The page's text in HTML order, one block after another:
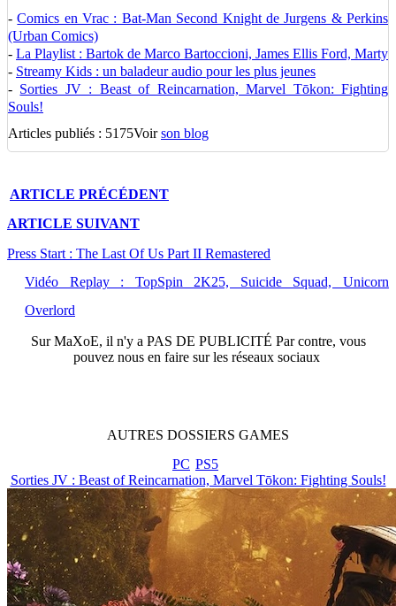
-Comics en Vrac : Bat-Man Second Knight de Jurgens & Perkins
(Urban Comics)
- La Playlist : Bartok de Marco Bartoccioni, James Ellis Ford, Marty
- Streamy Kids : un baladeur audio pour les plus jeunes
- Sorties JV : Beast of Reincarnation, Marvel Tōkon: Fighting
Souls!
Articles publiés : 5175Voirson blog
ARTICLE PRÉCÉDENT
ARTICLE SUIVANT
Press Start : The Last Of Us Part II Remastered
Vidéo Replay : TopSpin 2K25, Suicide Squad, Unicorn
Overlord
SurMaXoE, il n'y a PAS DE PUBLICITÉ Par contre, vous
pouvez nous en faire sur les réseaux sociaux
AUTRES DOSSIERS GAMES
PC PS5
Sorties JV : Beast of Reincarnation, Marvel Tōkon: Fighting Souls!